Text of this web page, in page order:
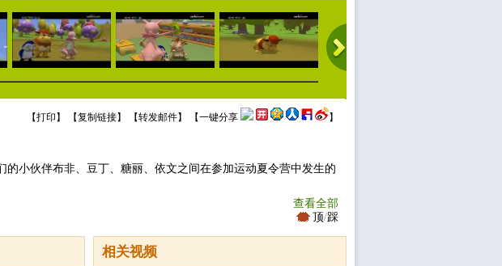
【打印 】 【复制链接】 【转发邮件】 【一键分享 】
小伙伴布非、豆丁、糖丽、依文之间在参加运动夏令营中发生的
查看全部
顶/踩
相关视频